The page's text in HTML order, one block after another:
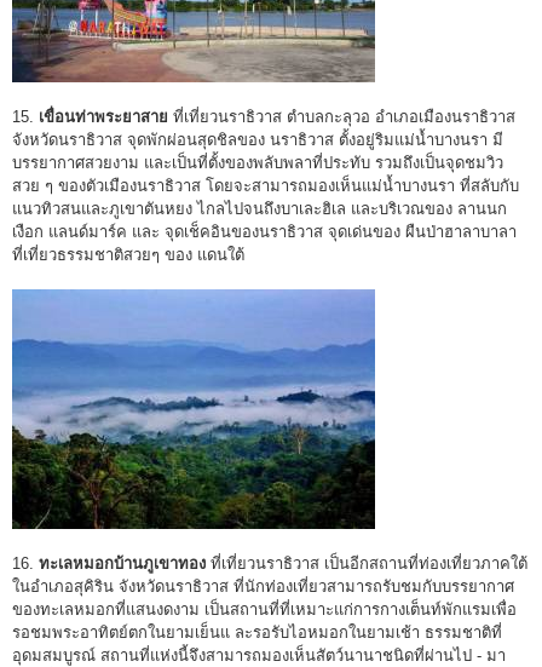
15. เขื่อนท่าพระยาสาย ที่เที่ยวนราธิวาส ตำบลกะลุวอ อำเภอเมืองนราธิวาส
จังหวัดนราธิวาส จุดพักผ่อนสุดชิลของ นราธิวาส ตั้งอยู่ริมแม่น้ำบางนรา มี
บรรยากาศสวยงาม และเป็นที่ตั้งของพลับพลาที่ประทับ รวมถึงเป็นจุดชมวิว
สวย ๆ ของตัวเมืองนราธิวาส โดยจะสามารถมองเห็นแม่น้ำบางนรา ที่สลับกับ
แนวทิวสนและภูเขาตันหยง ไกลไปจนถึงบาเละฮิเล และบริเวณของ ลานนก
เงือก แลนด์มาร์ค และ จุดเช็คอินของนราธิวาส จุดเด่นของ ผืนป่าฮาลาบาลา
ที่เที่ยวธรรมชาติสวยๆ ของ แดนใต้
16. ทะเลหมอกบ้านภูเขาทอง ที่เที่ยวนราธิวาส เป็นอีกสถานที่ท่องเที่ยวภาคใต้
ในอำเภอสุคิริน จังหวัดนราธิวาส ที่นักท่องเที่ยวสามารถรับชมกับบรรยากาศ
ของทะเลหมอกที่แสนงดงาม เป็นสถานที่ที่เหมาะแก่การกางเต็นท์พักแรมเพื่อ
รอชมพระอาทิตย์ตกในยามเย็นแ ละรอรับไอหมอกในยามเช้า ธรรมชาติที่
อุดมสมบูรณ์ สถานที่แห่งนี้จึงสามารถมองเห็นสัตว์นานาชนิดที่ผ่านไป - มา